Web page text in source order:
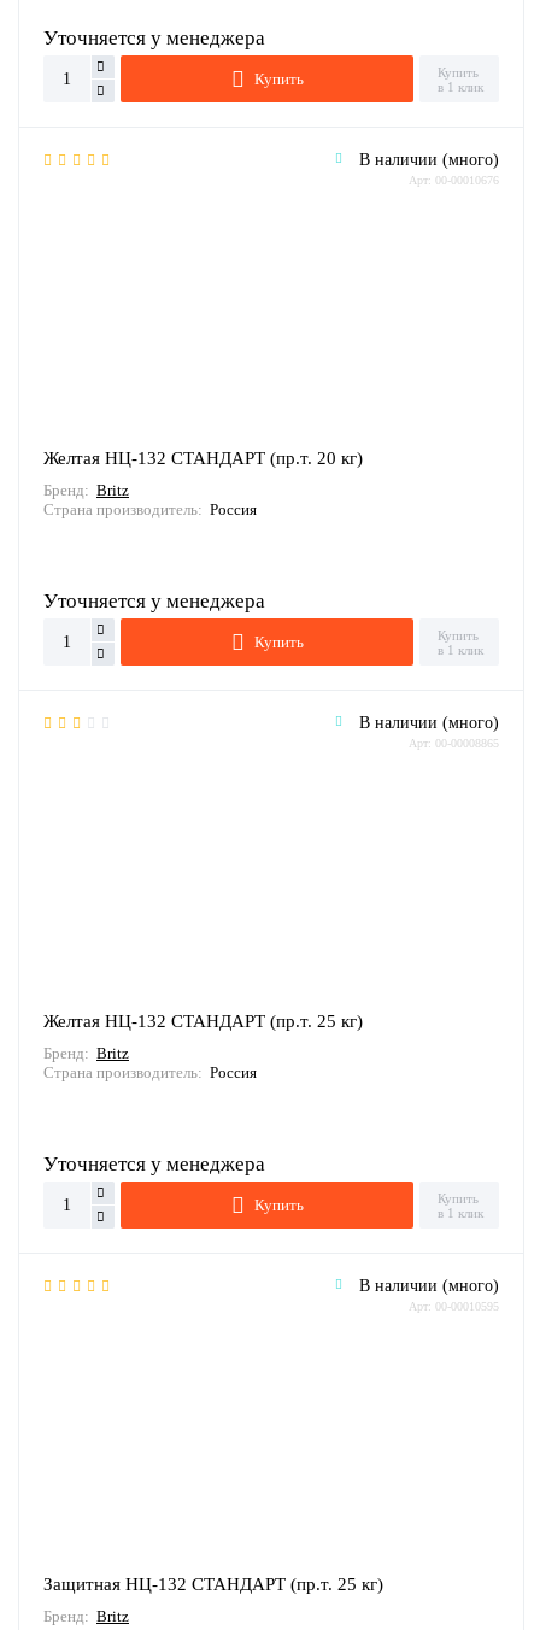
Уточняется у менеджера
Купить
Купить
в 1 клик
Желтая НЦ-132 СТАНДАРТ (пр.т. 20 кг)
Бренд: Britz
Страна производитель: Россия
В наличии (много)
Арт: 00-00010676
Уточняется у менеджера
Купить
Купить
в 1 клик
Желтая НЦ-132 СТАНДАРТ (пр.т. 25 кг)
Бренд: Britz
Страна производитель: Россия
В наличии (много)
Арт: 00-00008865
Уточняется у менеджера
Купить
Купить
в 1 клик
Защитная НЦ-132 СТАНДАРТ (пр.т. 25 кг)
Бренд: Britz
В наличии (много)
Арт: 00-00010595